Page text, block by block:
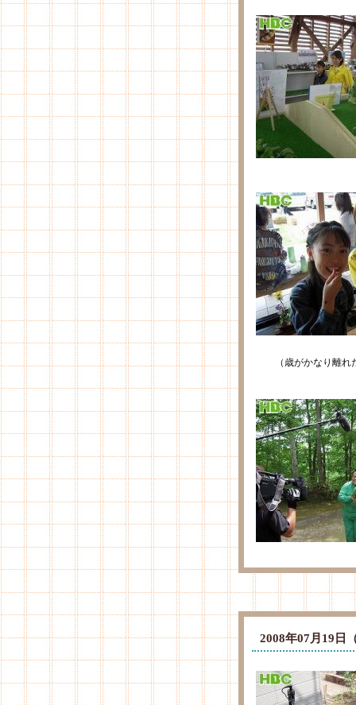
（歳がかなり離れ
2008年07月19